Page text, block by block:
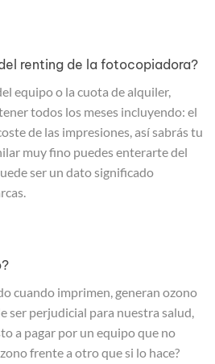
renting de la fotocopiadora?
equipo o la cuota de alquiler,
todos los meses incluyendo: el
de las impresiones, así sabrás tu
muy fino puedes enterarte del
ser un dato significado
cuando imprimen, generan ozono
ser perjudicial para nuestra salud,
a pagar por un equipo que no
frente a otro que si lo hace?